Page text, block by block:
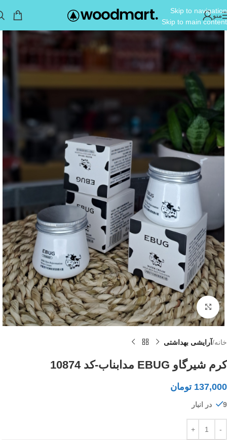
Skip to navigation
Skip to main content
منو
بزرگنمایی تصویر
خانه آرایشی بهداشتی
کرم شیرگاو EBUG مدابناب-کد 10874
137,000 تومان
9 در انبار